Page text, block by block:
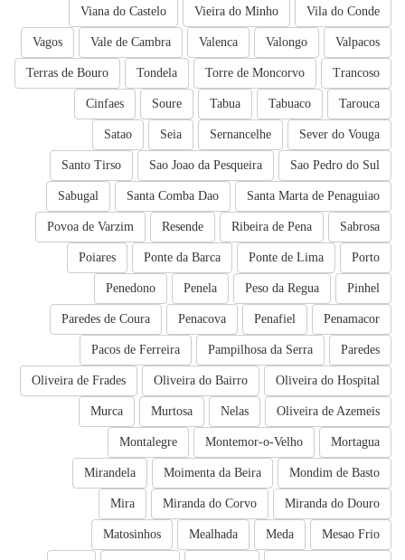
Vila do Conde
Vieira do Minho
Viana do Castelo
Valpacos
Valongo
Valenca
Vale de Cambra
Vagos
Trancoso
Torre de Moncorvo
Tondela
Terras de Bouro
Tarouca
Tabuaco
Tabua
Soure
Cinfaes
Sever do Vouga
Sernancelhe
Seia
Satao
Sao Pedro do Sul
Sao Joao da Pesqueira
Santo Tirso
Santa Marta de Penaguiao
Santa Comba Dao
Sabugal
Sabrosa
Ribeira de Pena
Resende
Povoa de Varzim
Porto
Ponte de Lima
Ponte da Barca
Poiares
Pinhel
Peso da Regua
Penela
Penedono
Penamacor
Penafiel
Penacova
Paredes de Coura
Paredes
Pampilhosa da Serra
Pacos de Ferreira
Oliveira do Hospital
Oliveira do Bairro
Oliveira de Frades
Oliveira de Azemeis
Nelas
Murtosa
Murca
Mortagua
Montemor-o-Velho
Montalegre
Mondim de Basto
Moimenta da Beira
Mirandela
Miranda do Douro
Miranda do Corvo
Mira
Mesao Frio
Meda
Mealhada
Matosinhos